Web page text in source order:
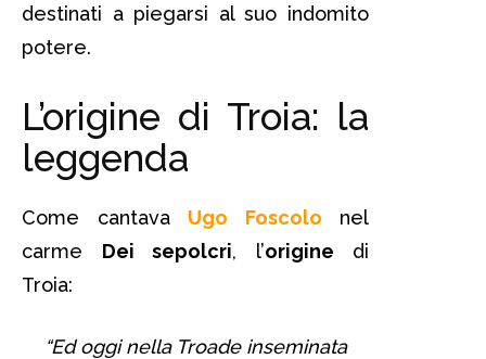
destinati a piegarsi al suo indomito
potere.
L’origine di Troia: la
leggenda
Come cantava Ugo Foscolo nel
carme Dei sepolcri, l’origine di
Troia:
“Ed oggi nella Troade inseminata